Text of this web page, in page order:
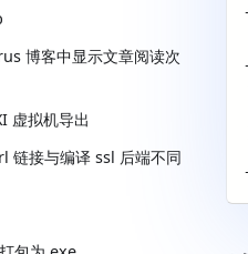
博客中显示文章阅读次
虚拟机导出
链接与编译 ssl 后端不同